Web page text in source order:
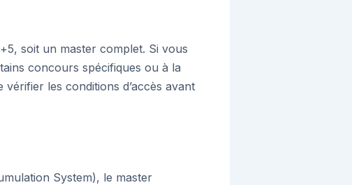
soit un master complet. Si vous
concours spécifiques ou à la
les conditions d’accès avant
System), le master